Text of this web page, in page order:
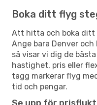
Boka ditt flyg
Att hitta och boka ditt
Ange bara Denver
så visar vi dig de
hastighet, pris eller
tagg markerar flyg
tid och pengar.